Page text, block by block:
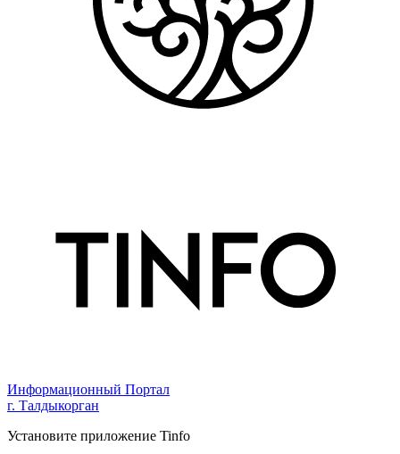
Информационный Портал
г. Талдыкорган
Установите приложение Tinfo